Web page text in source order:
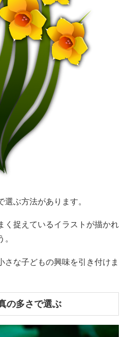
選ぶ方法があります。
く捉えているイラストが描かれ
さな子どもの興味を引き付けま
の多さで選ぶ